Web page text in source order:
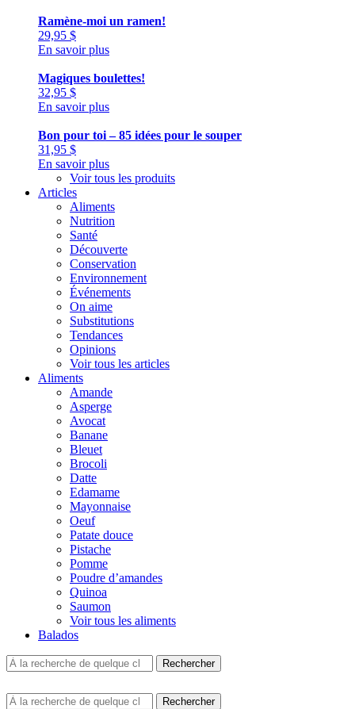
Ramène-moi un ramen!
29,95 $
En savoir plus
Magiques boulettes!
32,95 $
En savoir plus
Bon pour toi – 85 idées pour le souper
31,95 $
En savoir plus
Voir tous les produits
Articles
Aliments
Nutrition
Santé
Découverte
Conservation
Environnement
Événements
On aime
Substitutions
Tendances
Opinions
Voir tous les articles
Aliments
Amande
Asperge
Avocat
Banane
Bleuet
Brocoli
Datte
Edamame
Mayonnaise
Oeuf
Patate douce
Pistache
Pomme
Poudre d’amandes
Quinoa
Saumon
Voir tous les aliments
Balados